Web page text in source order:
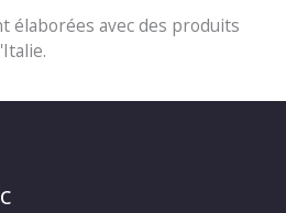
élaborées avec des produits